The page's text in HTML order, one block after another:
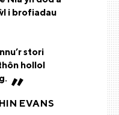
i brofiadau
stori
hollol
EVANS